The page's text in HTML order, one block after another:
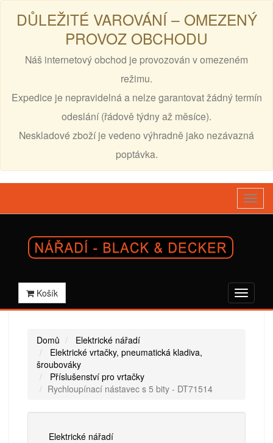
DŮLEŽITÉ VAROVÁNÍ – OMEZENÝ
PROVOZ OBCHODU
Náš internetový obchod je provozován v omezeném
režimu.
Expedice je nepravidelná a nelze garantovat žádný termín
odeslání (řádově týdny až měsíce).
Neskladové zboží je vedeno výhradně jako nezávazná
poptávka.
Košík
Domů
Elektrické nářadí
Elektrické vrtačky, pneumatická kladiva,
šroubováky
Příslušenství pro vrtačky
Rychloupínací nástavec s 5 bity - DT71514
Elektrické nářadí